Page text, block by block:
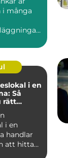
i många
k...
i en
Så
rätt
i en
handlar
att hitta